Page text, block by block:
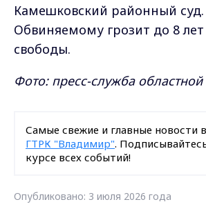
Камешковский районный суд.
Обвиняемому грозит до 8
свободы.
Фото: пресс-служба
Самые свежие и главные новости
ГТРК "Владимир".
курсе всех событий!
Опубликовано: 3 июля 2026 года